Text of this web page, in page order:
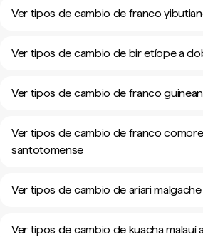
Ver tipos de cambio de franco
Ver tipos de cambio de bir etíope a
Ver tipos de cambio de franco
Ver tipos de cambio de franco
santotomense
Ver tipos de cambio de ariari
Ver tipos de cambio de kuacha